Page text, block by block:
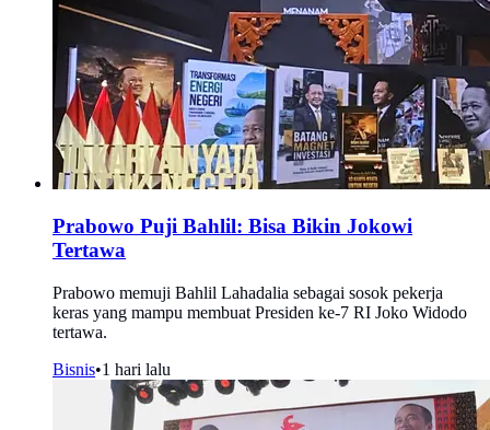
Prabowo Puji Bahlil: Bisa Bikin Jokowi
Tertawa
Prabowo memuji Bahlil Lahadalia sebagai sosok pekerja
keras yang mampu membuat Presiden ke-7 RI Joko Widodo
tertawa.
Bisnis•1 hari lalu